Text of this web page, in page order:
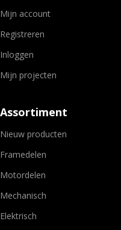
Mijn account
Registreren
Inloggen
Mijn projecten
Assortiment
Nieuw producten
Framedelen
Motordelen
Mechanisch
Elektrisch